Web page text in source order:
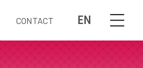
EN
CONTACT